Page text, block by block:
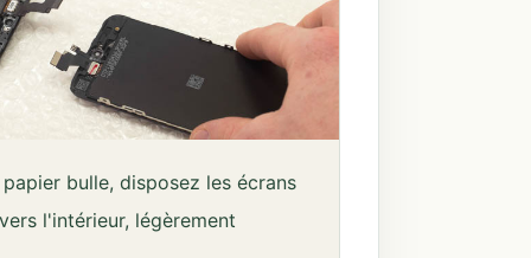
bulle, disposez les écrans
l'intérieur, légèrement